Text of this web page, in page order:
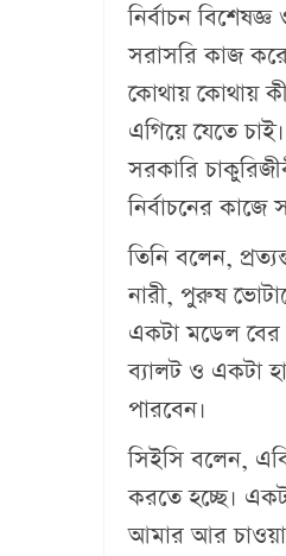
নির্বাচন
সরাসরি কাজ
কোথায় কোথায়
এগিয়ে যেতে
সরকারি
নির্বাচনের
তিনি বলেন,
নারী, পুরুষ
একটা মডেল বের
ব্যালট ও একটা
পারবেন।
সিইসি বলেন,
করতে হচ্ছে।
আমার আর